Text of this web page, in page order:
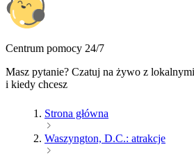
Centrum pomocy 24/7
Masz pytanie? Czatuj na żywo z
i kiedy chcesz
Strona główna
Waszyngton, D.C.: atrakcje